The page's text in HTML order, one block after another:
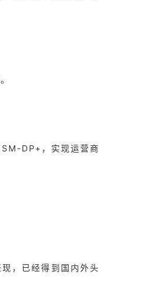
DP+，实现运营商
，已经得到国内外头